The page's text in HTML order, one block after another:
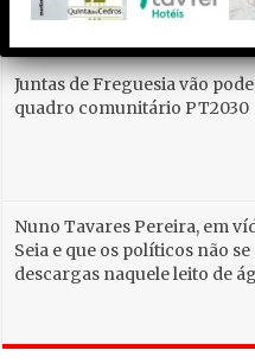
Juntas de Freguesia vão
quadro comunitário PT2030
Nuno Tavares Pereira, em
Seia e que os políticos não
descargas naquele leito de